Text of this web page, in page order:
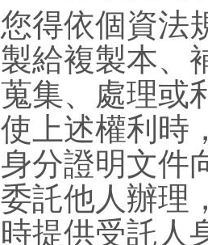
您得依個資法
製給複製本、
蒐集、處理或
使上述權利時
身分證明文件
委託他人辦理
時提供受託人